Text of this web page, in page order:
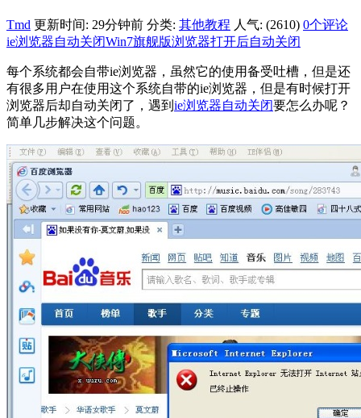
Tmd 更新时间: 29分钟前 分类: 其他教程 人气: (2610) 0个评论
ie浏览器自动关闭Win7旗舰版浏览器打开后自动关闭
每个系统都会自带ie浏览器，虽然它的使用备受吐槽，但是还
有很多用户在使用这个系统自带的ie浏览器，但是有时候打开
浏览器后却自动关闭了，遇到 ie浏览器自动关闭要怎么办呢？
简单几步解决这个问题。